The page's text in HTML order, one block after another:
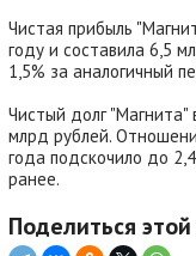
Чистая прибыль
году и составила 6,5
1,5% за аналогичный
Чистый долг "Магнита"
млрд рублей.
года подскочило до
ранее.
Поделиться